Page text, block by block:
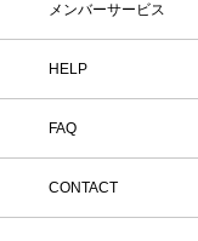
メンバーサービス
HELP
FAQ
CONTACT